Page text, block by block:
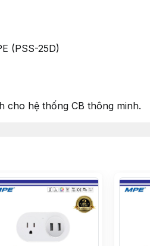
(PSS-25D)
cho hệ thống CB thông minh.